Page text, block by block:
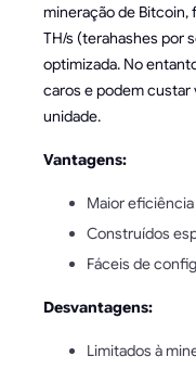
mineração de Bitcoin,
TH/s (terahashes por
optimizada. No
caros e podem custar
unidade.
Vantagens:
Maior
Construídos
Fáceis de
Desvantagens:
Limitados à